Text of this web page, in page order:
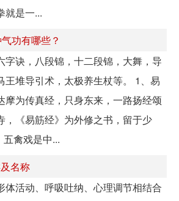
就是一...
功有哪些？
字诀，八段锦，十二段锦，大舞，导
王堆导引术，太极养生杖等。 1、易
摩为传真经，只身东来，一路扬经颂
，《易筋经》为外修之书，留于少
禽戏是中...
名称
体活动、呼吸吐纳、心理调节相结合